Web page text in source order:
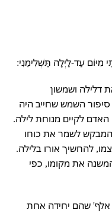
מִיּוֹם עַד-לַיְלָה תַּשְׁלִימֵנִי:
דלילה ושמשון
השמש שחייב היה
האדם לקיים מנוחת לילה.
המבקש לשמר את כוחו
להחשיך אורו בלילה.
את מקומו, כפי
אלף' שהם יחידה אחת